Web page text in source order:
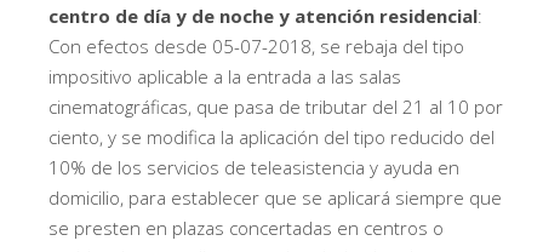
centro de día y de noche y atención residencial:
Con efectos desde 05-07-2018, se rebaja del tipo
impositivo aplicable a la entrada a las salas
cinematográficas, que pasa de tributar del 21 al 10 por
ciento, y se modifica la aplicación del tipo reducido del
10% de los servicios de teleasistencia y ayuda en
domicilio, para establecer que se aplicará siempre que
se presten en plazas concertadas en centros o